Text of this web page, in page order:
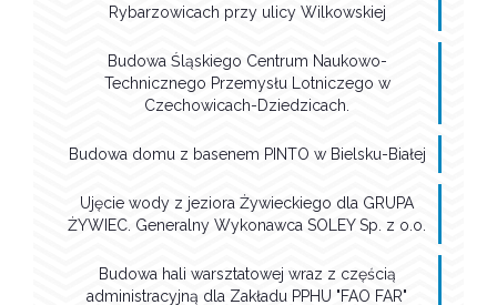
Rybarzowicach przy ulicy Wilkowskiej
Budowa Śląskiego Centrum Naukowo-
Technicznego Przemysłu Lotniczego w
Czechowicach-Dziedzicach.
Budowa domu z basenem PINTO w Bielsku-Białej
Ujęcie wody z jeziora Żywieckiego dla GRUPA
ŻYWIEC. Generalny Wykonawca SOLEY Sp. z o.o.
Budowa hali warsztatowej wraz z częścią
administracyjną dla Zakładu PPHU "FAO FAR"